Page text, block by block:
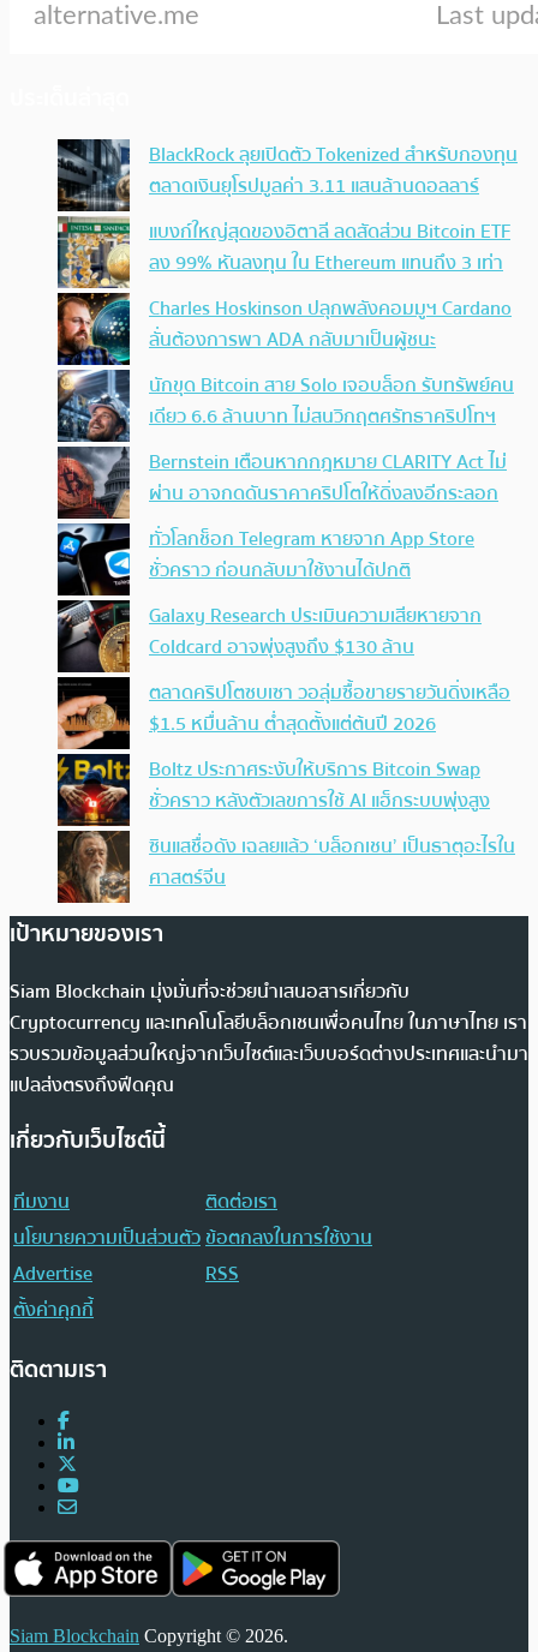
BlackRock ลุยเปิดตัว Tokenized สำหรับกองทุน
ตลาดเงินยุโรปมูลค่า 3.11 แสนล้านดอลลาร์
แบงก์ใหญ่สุดของอิตาลี ลดสัดส่วน Bitcoin ETF
ลง 99% หันลงทุน ใน Ethereum แทนถึง 3 เท่า
Charles Hoskinson ปลุกพลังคอมมูฯ Cardano
ลั่นต้องการพา ADA กลับมาเป็นผู้ชนะ
นักขุด Bitcoin สาย Solo เจอบล็อก รับทรัพย์คน
เดียว 6.6 ล้านบาท ไม่สนวิกฤตศรัทธาคริปโทฯ
Bernstein เตือนหากกฎหมาย CLARITY Act ไม่
ผ่าน อาจกดดันราคาคริปโตให้ดิ่งลงอีกระลอก
ทั่วโลกช็อก Telegram หายจาก App Store
ชั่วคราว ก่อนกลับมาใช้งานได้ปกติ
Galaxy Research ประเมินความเสียหายจาก
Coldcard อาจพุ่งสูงถึง $130 ล้าน
ตลาดคริปโตซบเซา วอลุ่มซื้อขายรายวันดิ่งเหลือ
$1.5 หมื่นล้าน ต่ำสุดตั้งแต่ต้นปี 2026
Boltz ประกาศระงับให้บริการ Bitcoin Swap
ชั่วคราว หลังตัวเลขการใช้ AI แฮ็กระบบพุ่งสูง
ซินแสชื่อดัง เฉลยแล้ว ‘บล็อกเชน’ เป็นธาตุอะไรใน
ศาสตร์จีน
เป้าหมายของเรา
Siam Blockchain มุ่งมั่นที่จะช่วยนำเสนอสารเกี่ยวกับ
Cryptocurrency และเทคโนโลยีบล็อกเชนเพื่อคนไทย ในภาษาไทย เรา
รวบรวมข้อมูลส่วนใหญ่จากเว็บไซต์และเว็บบอร์ดต่างประเทศและนำมา
แปลส่งตรงถึงฟีดคุณ
เกี่ยวกับเว็บไซต์นี้
ทีมงาน
ติดต่อเรา
นโยบายความเป็นส่วนตัวข้อตกลงในการใช้งาน
Advertise
RSS
ตั้งค่าคุกกี้
ติดตามเรา
Siam Blockchain Copyright © 2026.